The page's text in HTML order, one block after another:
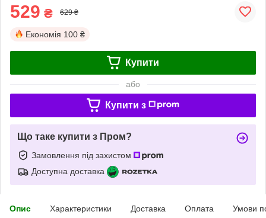
529 ₴ 629 ₴
Економія 100 ₴
Купити
або
Купити з
Що таке купити з Пром?
Замовлення під захистом
Доступна доставка
Опис Характеристики Доставка Оплата Умови